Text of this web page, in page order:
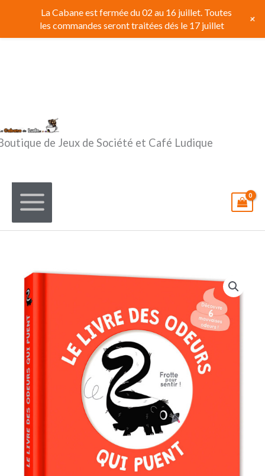
contenu
de Jeux de Société et Café Ludique
La Cabane est fermée du 02 au 16 juillet. Toutes
les commandes seront traitées dés le 17 juillet
+